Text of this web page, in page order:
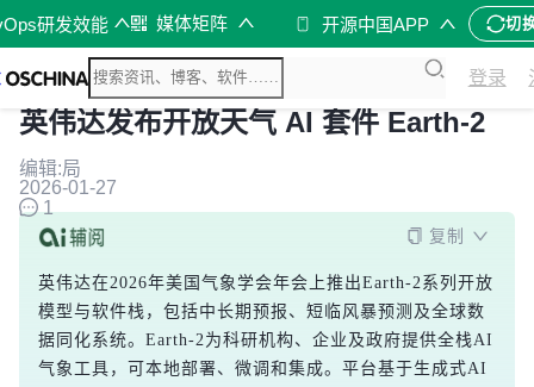
研发效能 媒体矩阵 开源中国APP 切
登录
英伟达发布开放天气 AI 套件 Earth-2
编辑:局
2026-01-27
1
复制
英伟达在2026年美国气象学会年会上推出Earth-2系列开放
模型与软件栈，包括中长期预报、短临风暴预测及全球数
据同化系统。Earth-2为科研机构、企业及政府提供全栈AI
气象工具，可本地部署、微调和集成。平台基于生成式AI